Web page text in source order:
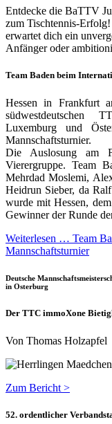
Entdecke die BaTTV
zum Tischtennis-
erwartet dich ein
Anfänger oder
Team Baden beim
Hessen in Frankfurt
südwestdeutschen
Luxemburg und
Mannschaftsturnier.
Die Auslosung am
Vierergruppe. Team
Mehrdad Moslemi,
Heidrun Sieber, da
wurde mit Hessen,
Gewinner der Runde
Weiterlesen … Team
Mannschaftsturnier
Deutsche
in Osterburg
Der TTC immoXone
Von Thomas Holzapfel
Zum Bericht >
52. ordentlicher